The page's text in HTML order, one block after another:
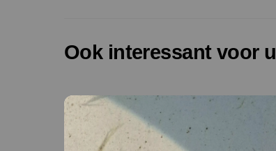
Ook interessant voor u